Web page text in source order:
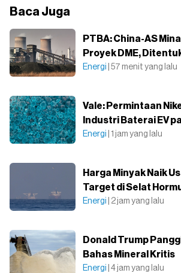
Baca Juga
PTBA: China-AS
Proyek DME,
Energi | 57 menit yang lalu
Vale: Permintaan
Industri Baterai EV
Energi | 1 jam yang lalu
Harga Minyak Naik
Target di Selat
Energi | 2 jam yang lalu
Donald Trump
Bahas Mineral Kritis
Energi | 4 jam yang lalu